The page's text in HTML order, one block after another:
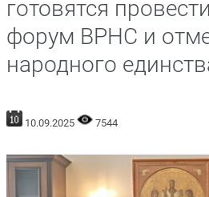
готовятся
форум ВРНС и
народного
10.09.2025 7544